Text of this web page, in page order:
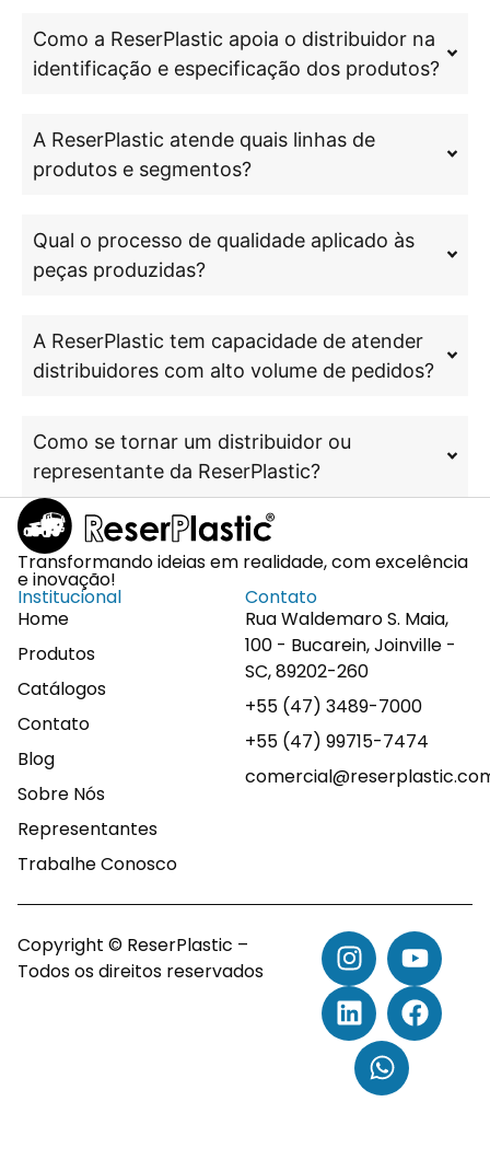
Como a ReserPlastic apoia o distribuidor na
identificação e especificação dos produtos?
A ReserPlastic atende quais linhas de
produtos e segmentos?
Qual o processo de qualidade aplicado às
peças produzidas?
A ReserPlastic tem capacidade de atender
distribuidores com alto volume de pedidos?
Como se tornar um distribuidor ou
representante da ReserPlastic?
Transformando ideias em realidade, com excelência
e inovação!
Institucional
Home
Produtos
Catálogos
Contato
Blog
Sobre Nós
Representantes
Trabalhe Conosco
Contato
Rua Waldemaro S. Maia,
100 - Bucarein, Joinville -
SC, 89202-260
+55 (47) 3489-7000
+55 (47) 99715-7474
Copyright © ReserPlastic –
Todos os direitos reservados